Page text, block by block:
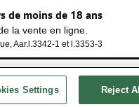
de moins de 18 ans
la vente en ligne.
Aar.l.3342-1 et l.3353-3
Settings Reject All